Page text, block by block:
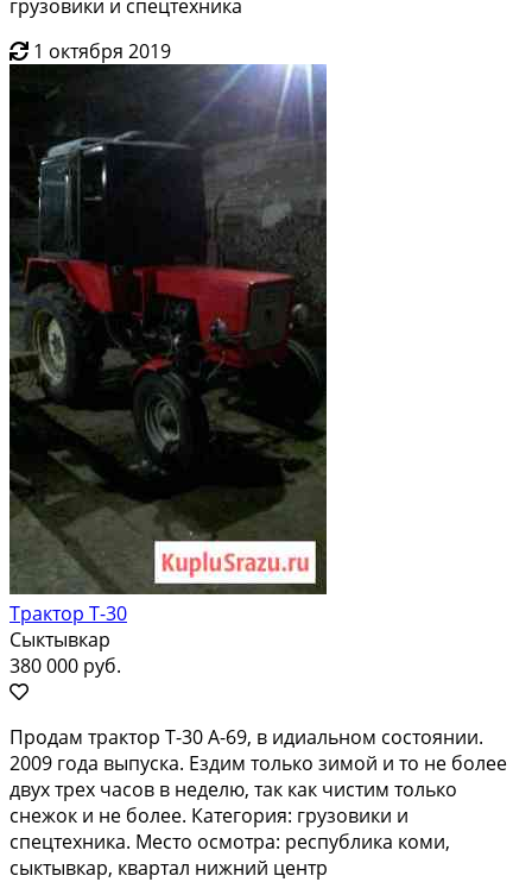
грузовики и спецтехника
1 октября 2019
Трактор Т-30
Сыктывкар
380 000 руб.
Продам трактор Т-30 А-69, в идиальном состоянии.
2009 года выпуска. Ездим только зимой и то не более
двух трех часов в неделю, так как чистим только
снежок и не более. Категория: грузовики и
спецтехника. Место осмотра: республика коми,
сыктывкар, квартал нижний центр